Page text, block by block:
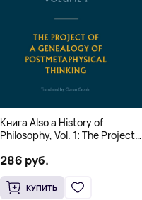
Книга Also a History of
Philosophy, Vol. 1: The Project
Postmetaphysical Thinking
(Твердый переплет)
286 руб.
КУПИТЬ